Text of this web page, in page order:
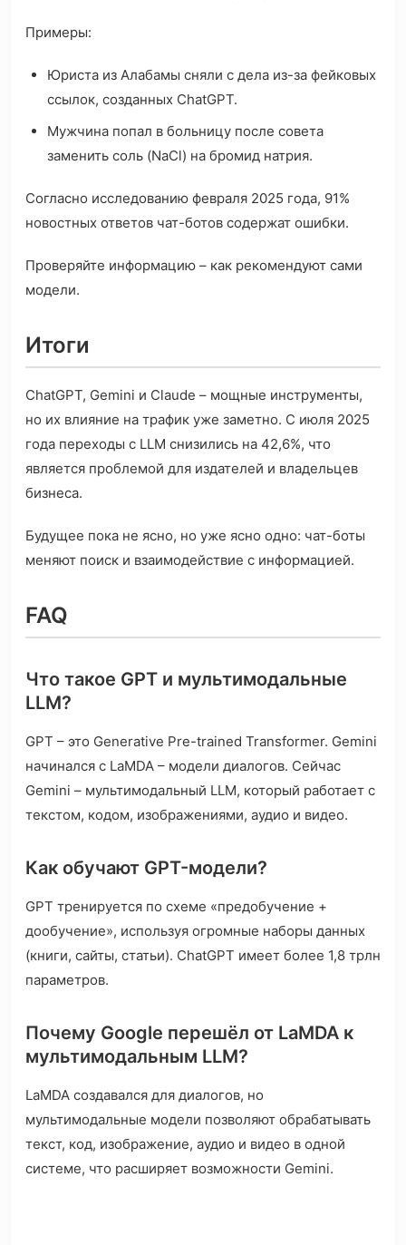
Примеры:
Юриста из Алабамы сняли с дела из-за фейковых
ссылок, созданных ChatGPT.
Мужчина попал в больницу после совета
заменить соль (NaCl) на бромид натрия.
Согласно исследованию февраля 2025 года, 91%
новостных ответов чат-ботов содержат ошибки.
Проверяйте информацию – как рекомендуют сами
модели.
Итоги
ChatGPT, Gemini и Claude – мощные инструменты,
но их влияние на трафик уже заметно. С июля 2025
года переходы с LLM снизились на 42,6%, что
является проблемой для издателей и владельцев
бизнеса.
Будущее пока не ясно, но уже ясно одно: чат-боты
меняют поиск и взаимодействие с информацией.
FAQ
Что такое GPT и мультимодальные
LLM?
GPT – это Generative Pre-trained Transformer. Gemini
начинался с LaMDA – модели диалогов. Сейчас
Gemini – мультимодальный LLM, который работает с
текстом, кодом, изображениями, аудио и видео.
Как обучают GPT-модели?
GPT тренируется по схеме «предобучение +
дообучение», используя огромные наборы данных
(книги, сайты, статьи). ChatGPT имеет более 1,8 трлн
параметров.
Почему Google перешёл от LaMDA к
мультимодальным LLM?
LaMDA создавался для диалогов, но
мультимодальные модели позволяют обрабатывать
текст, код, изображение, аудио и видео в одной
системе, что расширяет возможности Gemini.